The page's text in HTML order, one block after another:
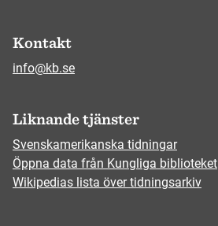
Kontakt
info@kb.se
Liknande tjänster
Svenskamerikanska tidningar
Öppna data från Kungliga biblioteket
Wikipedias lista över tidningsarkiv